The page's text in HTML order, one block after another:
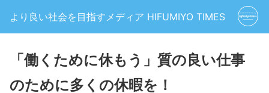
より良い社会を目指すメディア HIFUMIYO TIMES
「働くために休もう」質の良い仕事
のために多くの休暇を！